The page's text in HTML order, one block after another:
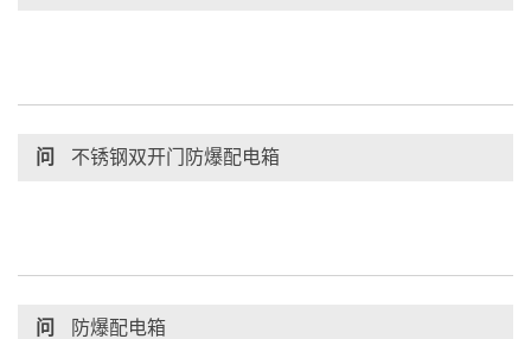
问 不锈钢双开门防爆配电箱
问 防爆配电箱